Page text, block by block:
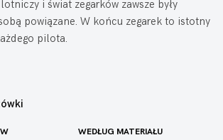
i świat zegarków zawsze były
powiązane. W końcu zegarek to istotny
pilota.
WEDŁUG MATERIAŁU